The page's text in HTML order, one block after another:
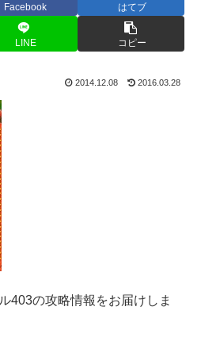
Facebook はてブ
LINE コピー
2014.12.08 2016.03.28
403の攻略情報をお届けしま